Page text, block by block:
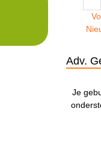
Adv.
Je